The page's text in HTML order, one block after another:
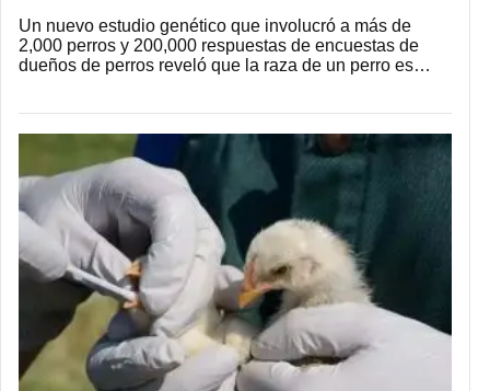
Un nuevo estudio genético que involucró a más de
2,000 perros y 200,000 respuestas de encuestas de
dueños de perros reveló que la raza de un perro es…